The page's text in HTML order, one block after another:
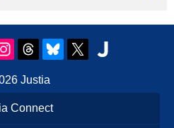
Justia
Connect